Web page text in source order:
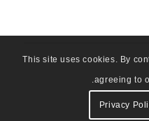
This site uses cookies. By
agreeing to
Privacy